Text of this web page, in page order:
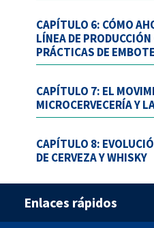
CAPÍTULO 6: CÓMO
LÍNEA DE
PRÁCTICAS DE
CAPÍTULO 7: EL
MICROCERVECERÍA Y
CAPÍTULO 8:
DE CERVEZA Y WHISKY
Enlaces rápidos